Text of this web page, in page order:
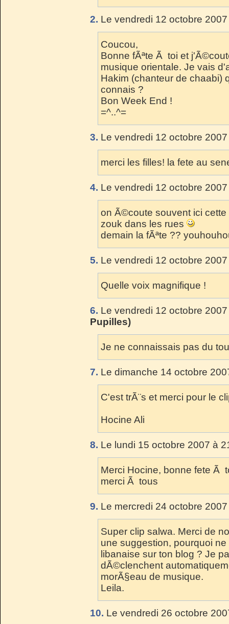
2. Le vendredi 12 octobre
Coucou,
Bonne fÃªte Ã toi et
musique orientale. Je vais
Hakim (chanteur de chaabi)
connais ?
Bon Week End !
=^..^=
3. Le vendredi 12 octobre
merci les filles! la fete au
4. Le vendredi 12 octobre
on Ã©coute souvent ici
zouk dans les rues
demain la fÃªte ??
5. Le vendredi 12 octobre
Quelle voix magnifique !
6. Le vendredi 12 octobre
Pupilles)
Je ne connaissais pas du
7. Le dimanche 14 octobre
C'est trÃ¨s et merci pour le
Hocine Ali
8. Le lundi 15 octobre 2007 à
Merci Hocine, bonne fete Ã
merci Ã tous
9. Le mercredi 24 octobre
Super clip salwa. Merci de
une suggestion, pourquoi
libanaise sur ton blog ? Je
dÃ©clenchent
morÃ§eau de musique.
Leila.
10. Le vendredi 26 octobre